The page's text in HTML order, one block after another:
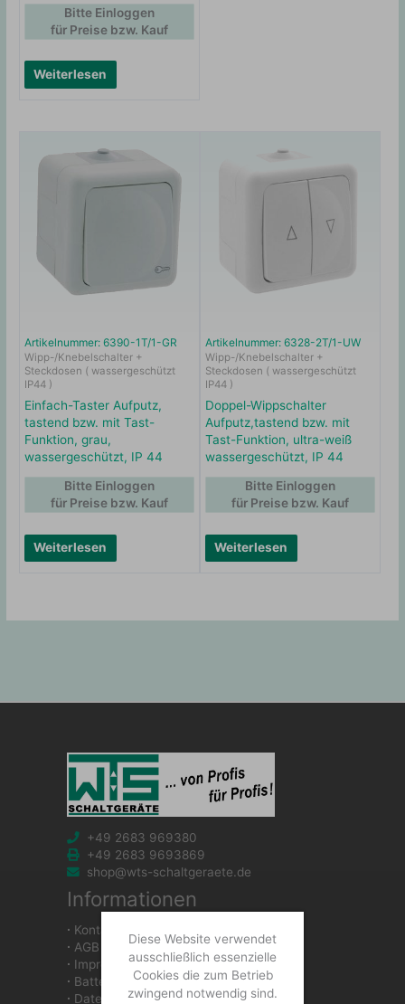
Weiterlesen
Bitte Einloggen
für Preise bzw. Kauf
Artikelnummer: 6390-1T/1-GR
Wipp-/Knebelschalter +
Steckdosen ( wassergeschützt
IP44 )
Einfach-Taster Aufputz,
tastend bzw. mit Tast-
Funktion, grau,
wassergeschützt, IP 44
Weiterlesen
Bitte Einloggen
für Preise bzw. Kauf
Artikelnummer: 6328-2T/1-UW
Wipp-/Knebelschalter +
Steckdosen ( wassergeschützt
IP44 )
Doppel-Wippschalter
Aufputz,tastend bzw. mit
Tast-Funktion, ultra-weiß
wassergeschützt, IP 44
Weiterlesen
Bitte Einloggen
für Preise bzw. Kauf
+49 2683 969380
+49 2683 9693869
shop@wts-schaltgeraete.de
Informationen
∙ Kontakt
∙ AGB
∙ Impressum
∙ Batteriegesetzhinweise
∙ Datenschutzerklärung
Diese Website verwendet
ausschließlich essenzielle
Cookies die zum Betrieb
zwingend notwendig sind.